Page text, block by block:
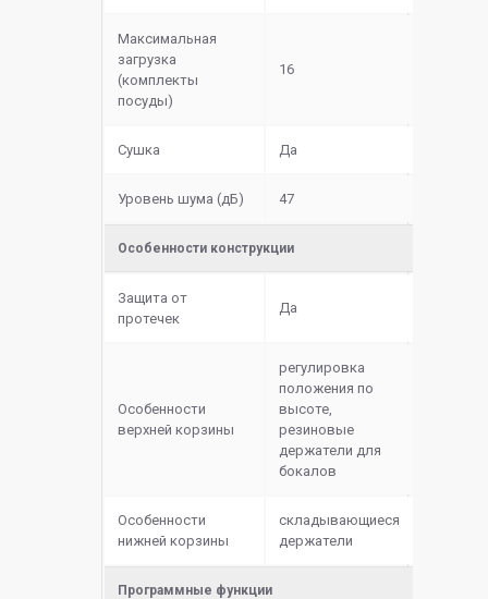
Максимальная
загрузка
(комплекты
посуды)
16
Сушка Да
Уровень шума (дБ) 47
Особенности конструкции
Защита от
протечек
Да
Особенности
верхней корзины
регулировка
положения по
высоте,
резиновые
держатели для
бокалов
Особенности
нижней корзины
складывающиеся
держатели
Программные функции